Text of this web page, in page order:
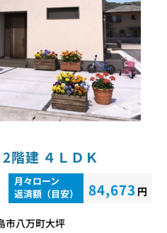
階建 ４ＬＤＫ
月々ローン
返済額（目安）
84,673 円
市八万町大坪